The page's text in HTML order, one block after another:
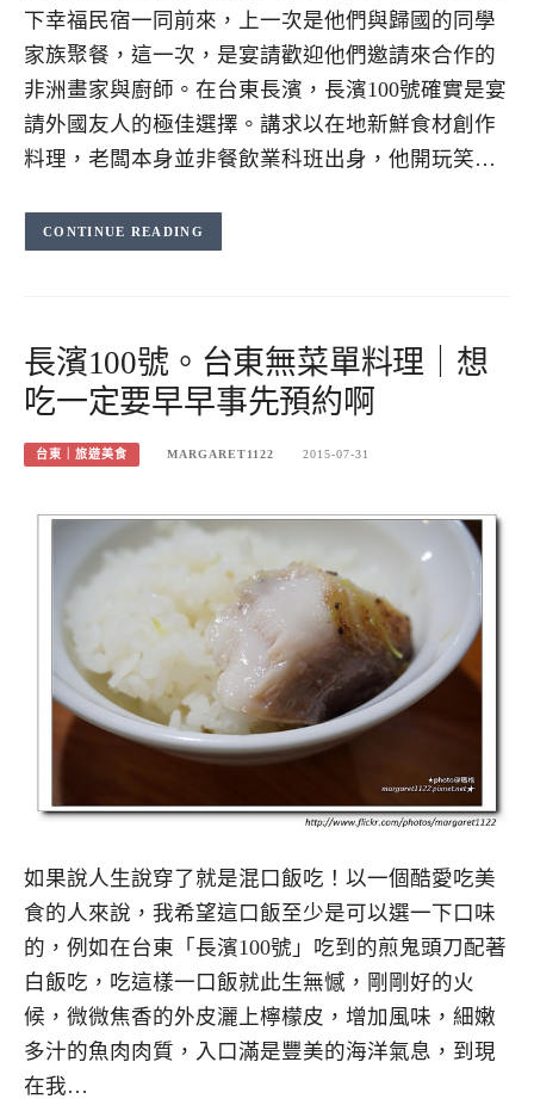
下幸福民宿一同前來，上一次是他們與歸國的同學
家族聚餐，這一次，是宴請歡迎他們邀請來合作的
非洲畫家與廚師。在台東長濱，長濱100號確實是宴
請外國友人的極佳選擇。講求以在地新鮮食材創作
料理，老闆本身並非餐飲業科班出身，他開玩笑…
CONTINUE READING
長濱100號。台東無菜單料理｜想
吃一定要早早事先預約啊
台東｜旅遊美食 MARGARET1122 2015-07-31
如果說人生說穿了就是混口飯吃！以一個酷愛吃美
食的人來說，我希望這口飯至少是可以選一下口味
的，例如在台東「長濱100號」吃到的煎鬼頭刀配著
白飯吃，吃這樣一口飯就此生無憾，剛剛好的火
候，微微焦香的外皮灑上檸檬皮，增加風味，細嫩
多汁的魚肉肉質，入口滿是豐美的海洋氣息，到現
在我…